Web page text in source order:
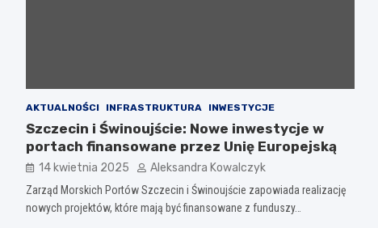
AKTUALNOŚCI INFRASTRUKTURA INWESTYCJE
Szczecin i Świnoujście: Nowe inwestycje w
portach finansowane przez Unię Europejską
14 kwietnia 2025 Aleksandra Kowalczyk
Zarząd Morskich Portów Szczecin i Świnoujście zapowiada realizację
nowych projektów, które mają być finansowane z funduszy…